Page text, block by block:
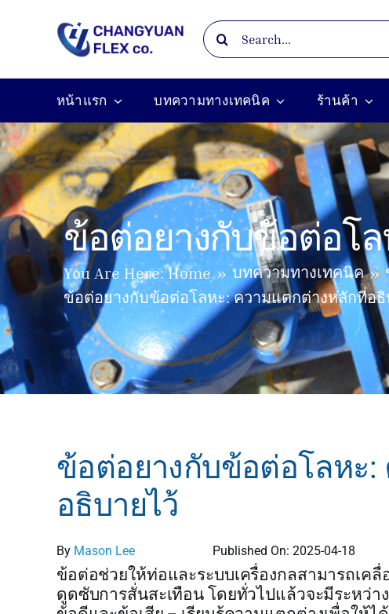
content
Search
for:
หน้าแรก บทความทางเทคนิค ร้านค้า
ข้อต่อยางกับข้อต่อโ
You Are Here: Home บทความทางเทคนิค
ข้อต่อยางกับข้อต่อโลหะ: ความแตกต่างหลักที่อธิ
ข้อต่อยางกับข้อต่อโลหะ
อธิบายไว้
By Mason Lee Published On: 2025-04-18
ข้อต่อช่วยให้ท่อและระบบเครื่องกลสามารถเค
ดูดซับการสั่นสะเทือน โดยทั่วไปแล้วจะมีระหว่